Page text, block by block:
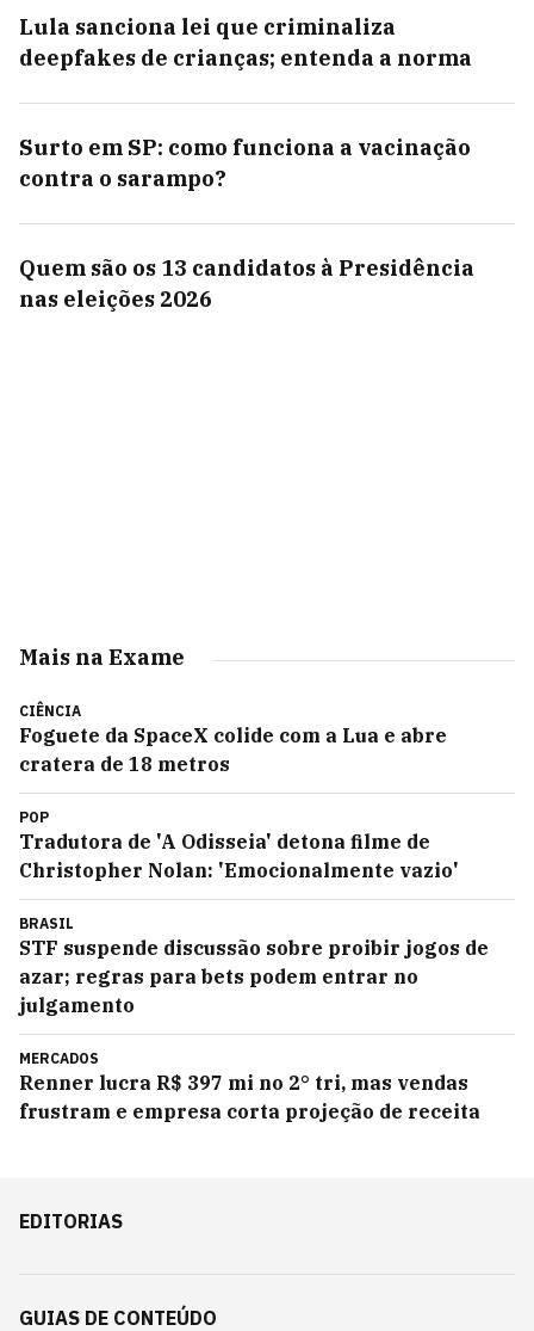
Lula sanciona lei que criminaliza
deepfakes de crianças; entenda a norma
Surto em SP: como funciona a vacinação
contra o sarampo?
Quem são os 13 candidatos à Presidência
nas eleições 2026
Mais na Exame
CIÊNCIA
Foguete da SpaceX colide com a Lua e abre
cratera de 18 metros
POP
Tradutora de 'A Odisseia' detona filme de
Christopher Nolan: 'Emocionalmente vazio'
BRASIL
STF suspende discussão sobre proibir jogos de
azar; regras para bets podem entrar no
julgamento
MERCADOS
Renner lucra R$ 397 mi no 2° tri, mas vendas
frustram e empresa corta projeção de receita
EDITORIAS
GUIAS DE CONTEÚDO